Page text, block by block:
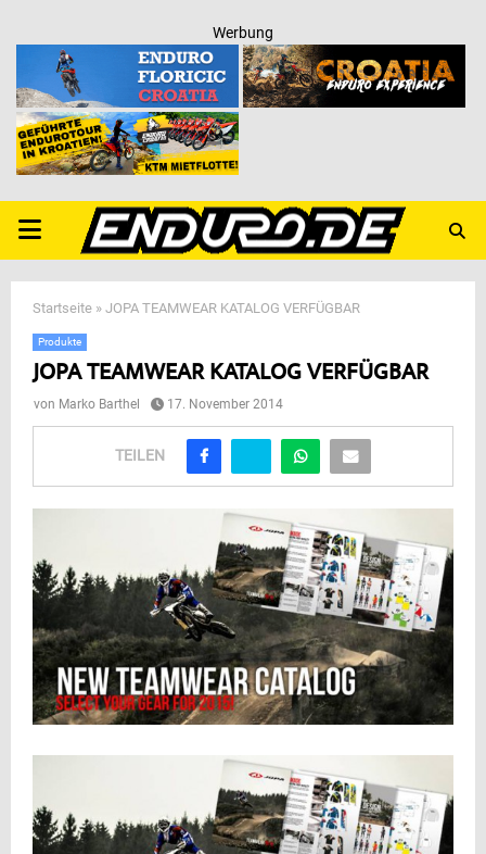
Werbung
PRIMARY
MENU
Startseite » JOPA TEAMWEAR KATALOG VERFÜGBAR
Produkte
JOPA TEAMWEAR KATALOG VERFÜGBAR
von Marko Barthel 17. November 2014
TEILEN